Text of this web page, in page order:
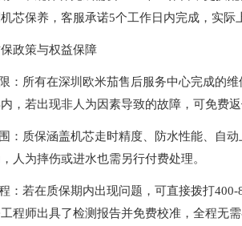
芯保养，客服承诺5个工作日内完成，实际
政策与权益保障
：所有在深圳欧米茄售后服务中心完成的
，若出现非人为因素导致的故障，可免费
：质保涵盖机芯走时精度、防水性能、自
人为摔伤或进水也需另行付费处理。
：若在质保期内出现问题，可直接拨打
程师出具了检测报告并免费校准，全程无